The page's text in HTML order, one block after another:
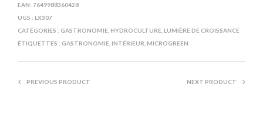
EAN: 7649988360428
UGS : LX307
CATÉGORIES : GASTRONOMIE HYDROCULTURE LUMIÈRE DE CROISSANCE
ÉTIQUETTES : GASTRONOMIE INTÉRIEUR MICROGREEN
PREVIOUS PRODUCT NEXT PRODUCT